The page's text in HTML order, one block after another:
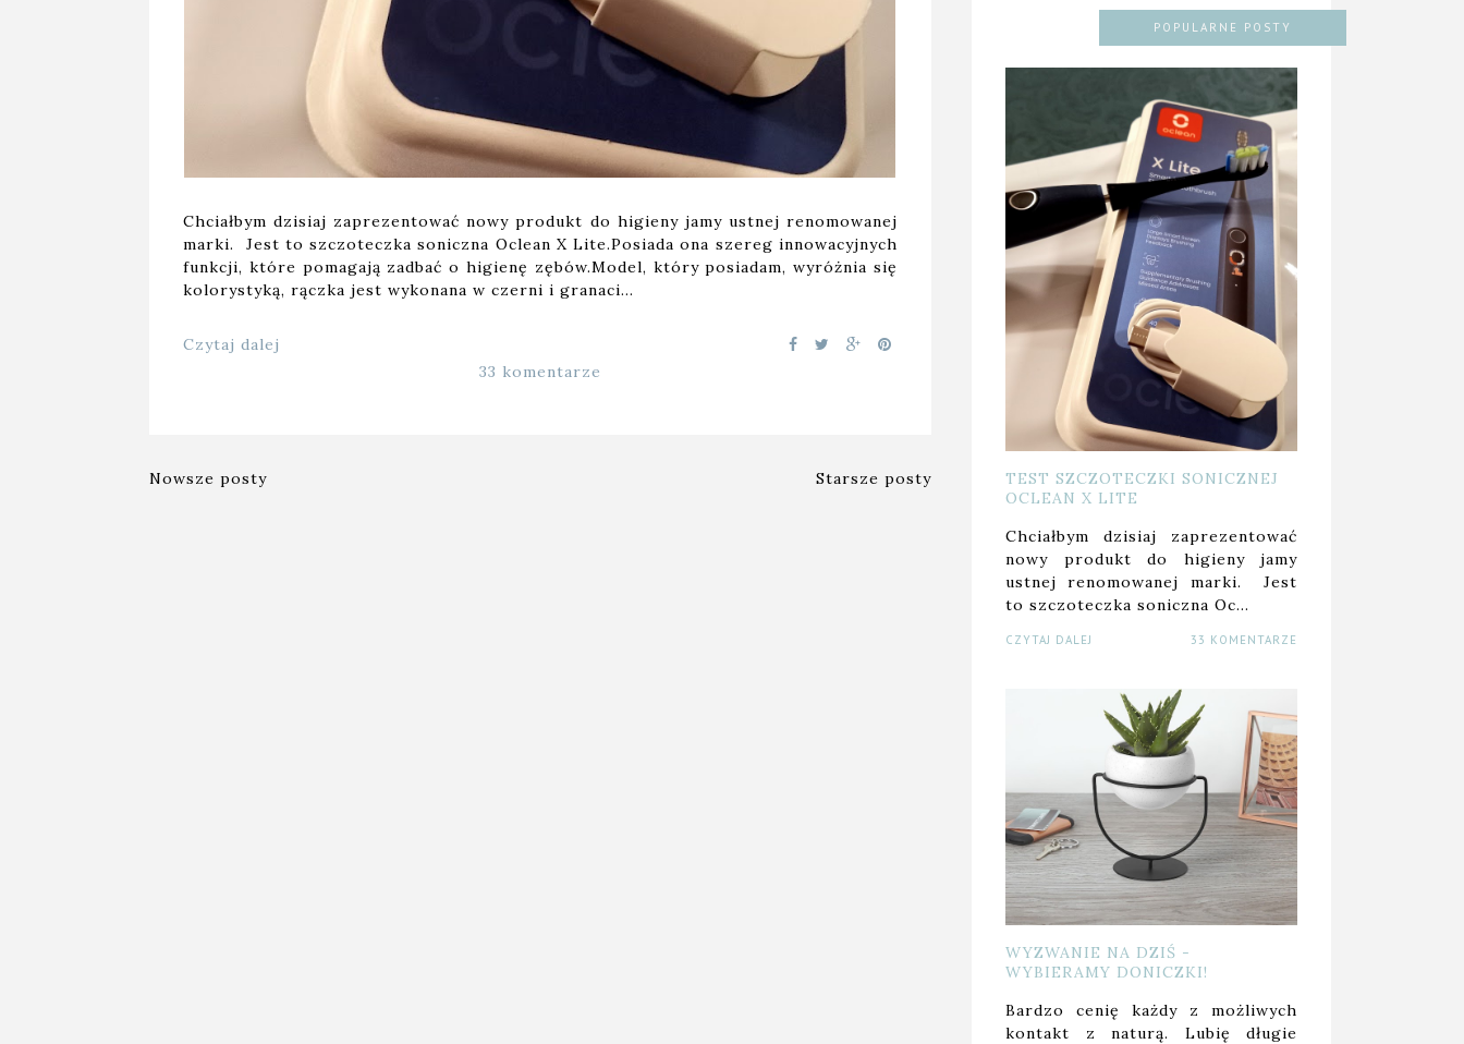
Chciałbym dzisiaj zaprezentować nowy produkt do higieny jamy ustnej renomowanej
marki. Jest to szczoteczka soniczna Oclean X Lite.Posiada ona szereg innowacyjnych
funkcji, które pomagają zadbać o higienę zębów.Model, który posiadam, wyróżnia się
kolorystyką, rączka jest wykonana w czerni i granaci…
Czytaj dalej
33 komentarze
Nowsze posty Starsze posty
POPULARNE POSTY
TEST SZCZOTECZKI SONICZNEJ
OCLEAN X LITE
Chciałbym dzisiaj zaprezentować
nowy produkt do higieny jamy
ustnej renomowanej marki. Jest
to szczoteczka soniczna Oc…
CZYTAJ DALEJ 33 KOMENTARZE
WYZWANIE NA DZIŚ -
WYBIERAMY DONICZKI!
Bardzo cenię każdy z możliwych
kontakt z naturą. Lubię długie